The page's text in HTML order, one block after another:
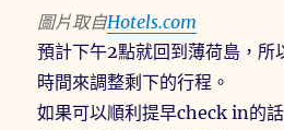
圖片取自Hotels.com
預計下午2點就回到薄荷島，
時間來調整剩下的行程。
如果可以順利提早check in的